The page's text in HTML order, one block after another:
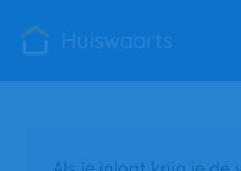
Huiswaarts